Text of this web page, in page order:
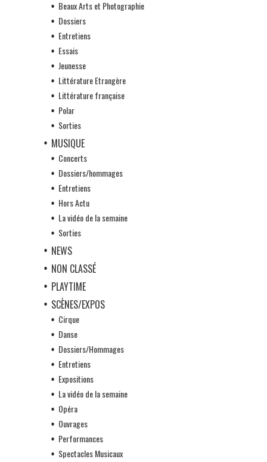
Beaux Arts et Photographie
Dossiers
Entretiens
Essais
Jeunesse
Littérature Etrangère
Littérature française
Polar
Sorties
MUSIQUE
Concerts
Dossiers/hommages
Entretiens
Hors Actu
La vidéo de la semaine
Sorties
NEWS
NON CLASSÉ
PLAYTIME
SCÈNES/EXPOS
Cirque
Danse
Dossiers/Hommages
Entretiens
Expositions
La vidéo de la semaine
Opéra
Ouvrages
Performances
Spectacles Musicaux